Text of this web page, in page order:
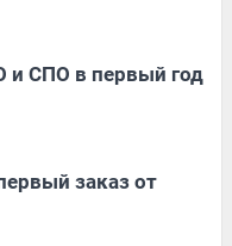
и СПО в первый год
заказ от